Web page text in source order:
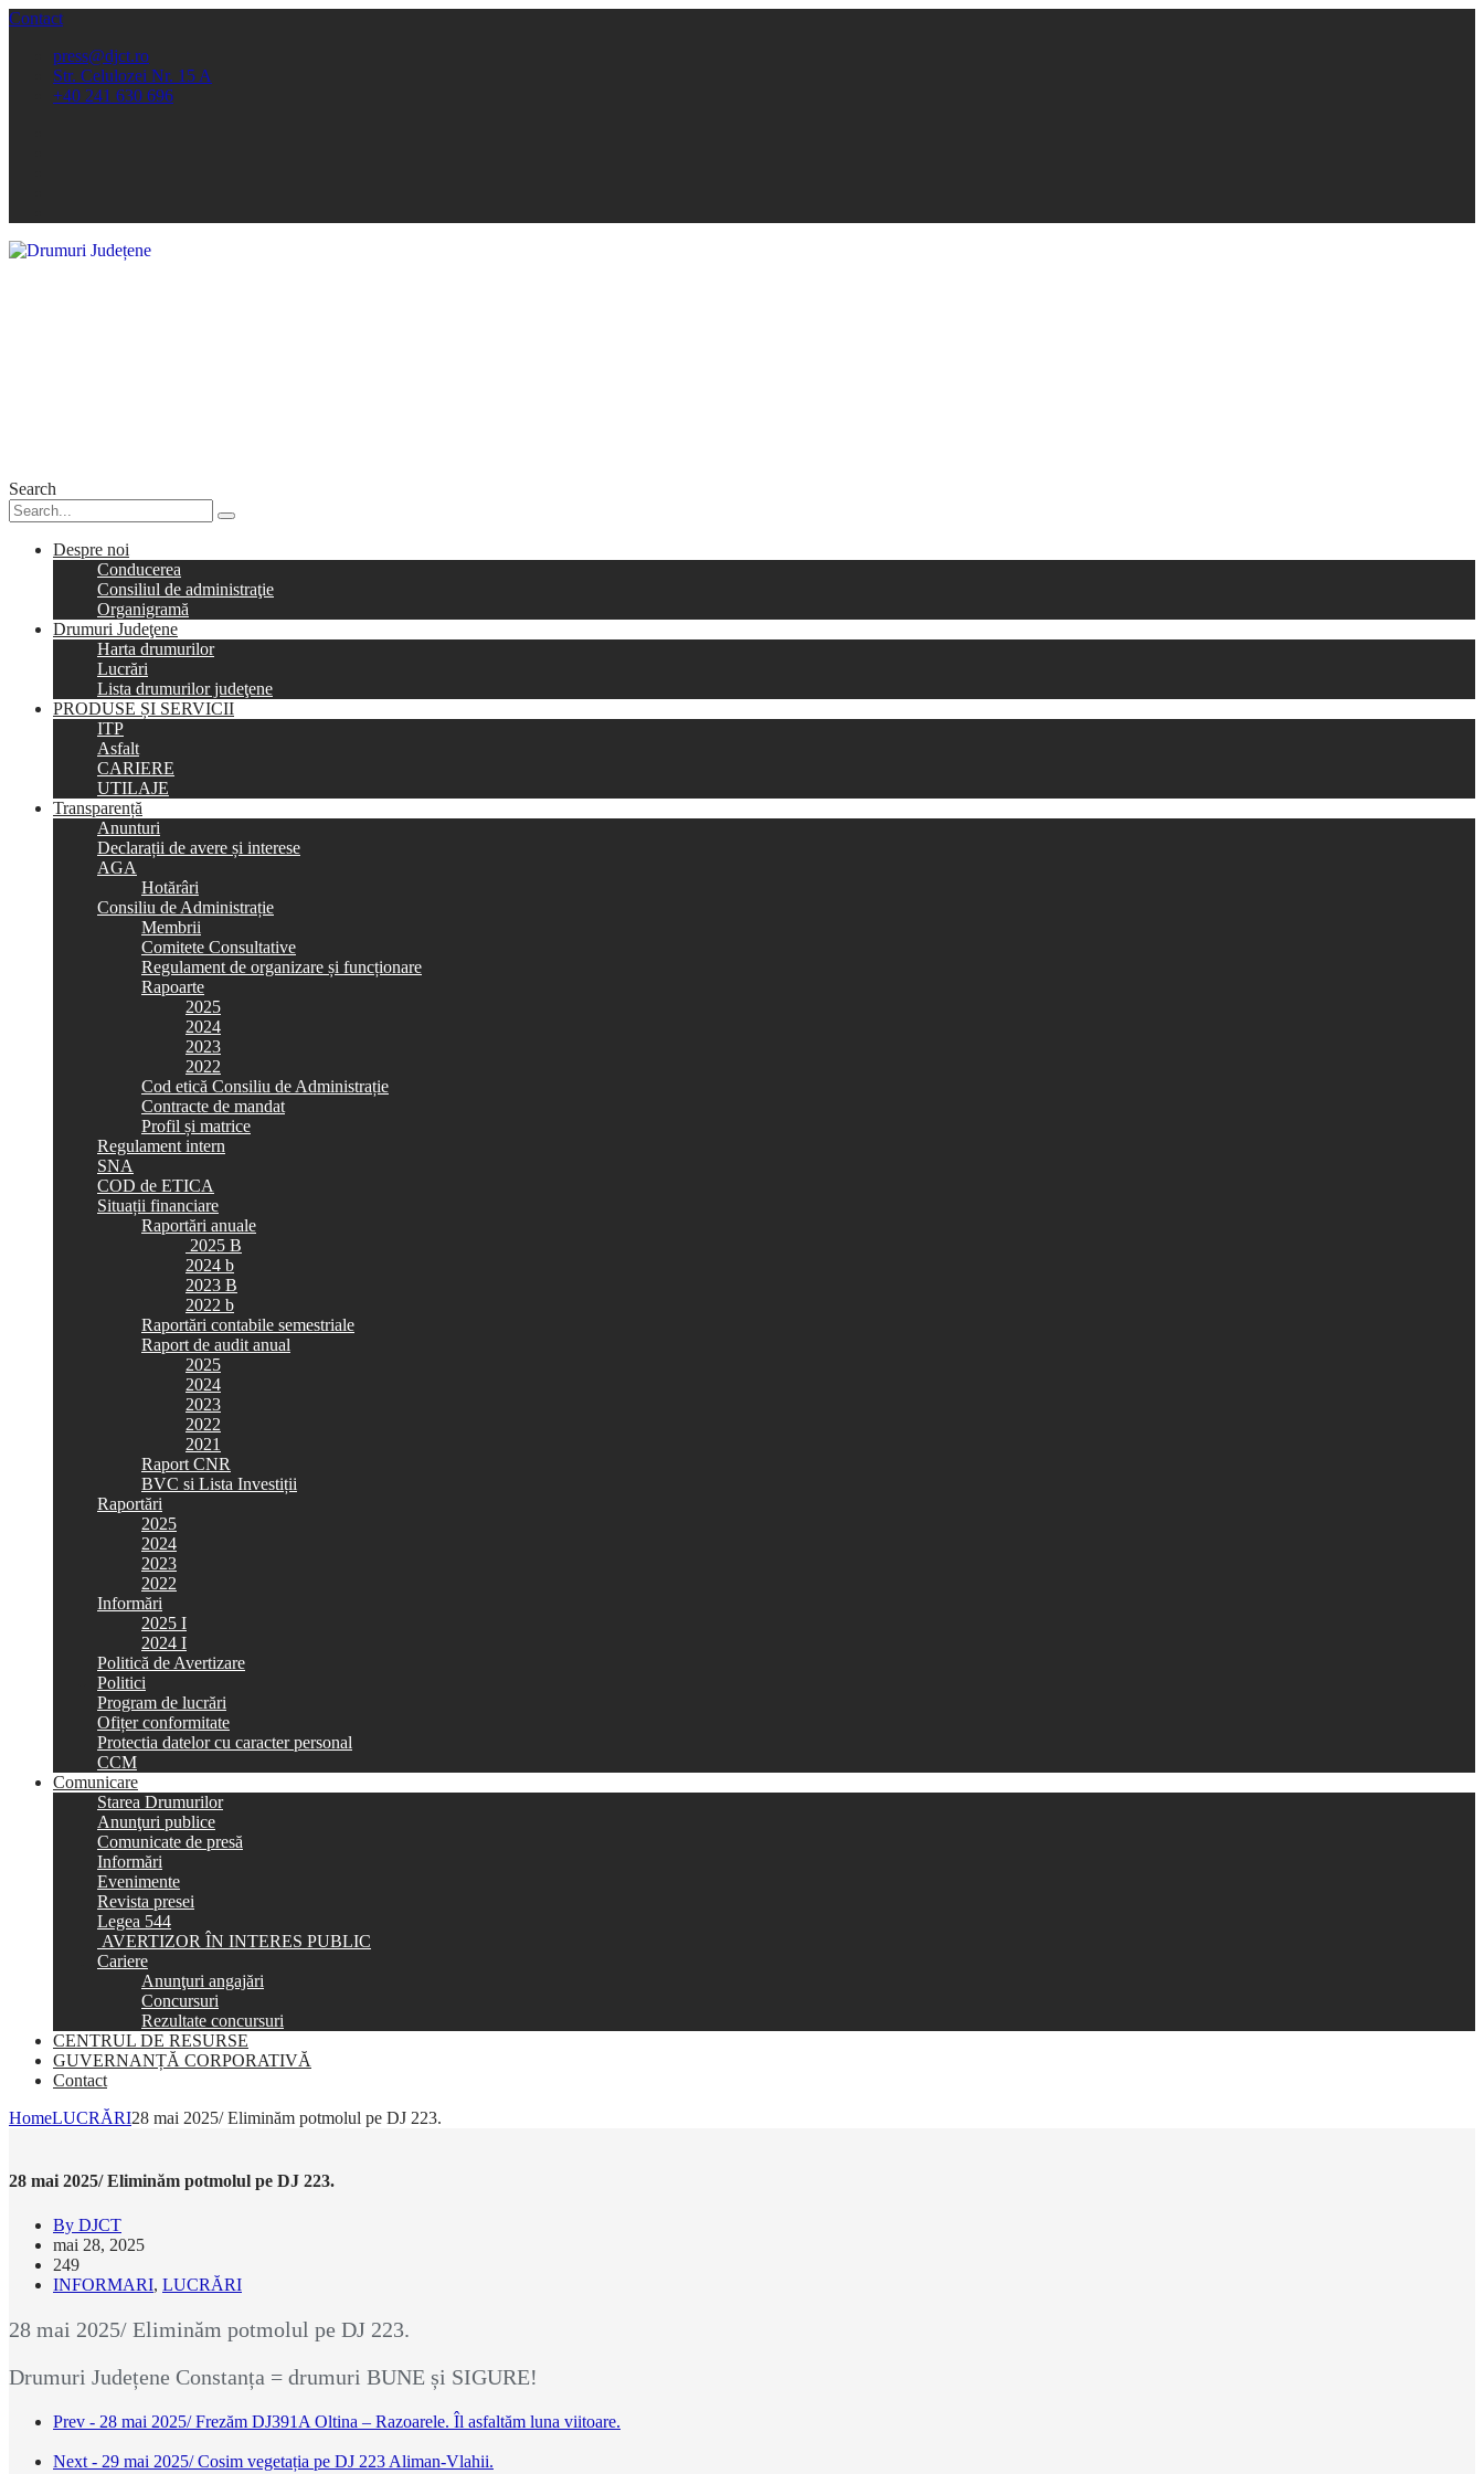
Contact
press@djct.ro
Str. Celulozei Nr. 15 A
+40 241 630 696
Search
Despre noi
Conducerea
Consiliul de administraţie
Organigramă
Drumuri Judeţene
Harta drumurilor
Lucrări
Lista drumurilor judeţene
PRODUSE ȘI SERVICII
ITP
Asfalt
CARIERE
UTILAJE
Transparență
Anunturi
Declarații de avere și interese
AGA
Hotărâri
Consiliu de Administrație
Membrii
Comitete Consultative
Regulament de organizare și funcționare
Rapoarte
2025
2024
2023
2022
Cod etică Consiliu de Administrație
Contracte de mandat
Profil și matrice
Regulament intern
SNA
COD de ETICA
Situații financiare
Raportări anuale
2025 B
2024 b
2023 B
2022 b
Raportări contabile semestriale
Raport de audit anual
2025
2024
2023
2022
2021
Raport CNR
BVC si Lista Investiții
Raportări
2025
2024
2023
2022
Informări
2025 I
2024 I
Politică de Avertizare
Politici
Program de lucrări
Ofițer conformitate
Protectia datelor cu caracter personal
CCM
Comunicare
Starea Drumurilor
Anunţuri publice
Comunicate de presă
Informări
Evenimente
Revista presei
Legea 544
AVERTIZOR ÎN INTERES PUBLIC
Cariere
Anunţuri angajări
Concursuri
Rezultate concursuri
CENTRUL DE RESURSE
GUVERNANȚĂ CORPORATIVĂ
Contact
HomeLUCRĂRI28 mai 2025/ Eliminăm potmolul pe DJ 223.
28 mai 2025/ Eliminăm potmolul pe DJ 223.
By DJCT
mai 28, 2025
249
INFORMARI, LUCRĂRI
28 mai 2025/ Eliminăm potmolul pe DJ 223.
Drumuri Județene Constanța = drumuri BUNE și SIGURE!
Prev - 28 mai 2025/ Frezăm DJ391A Oltina – Razoarele. Îl asfaltăm luna viitoare.
Next - 29 mai 2025/ Cosim vegetația pe DJ 223 Aliman-Vlahii.